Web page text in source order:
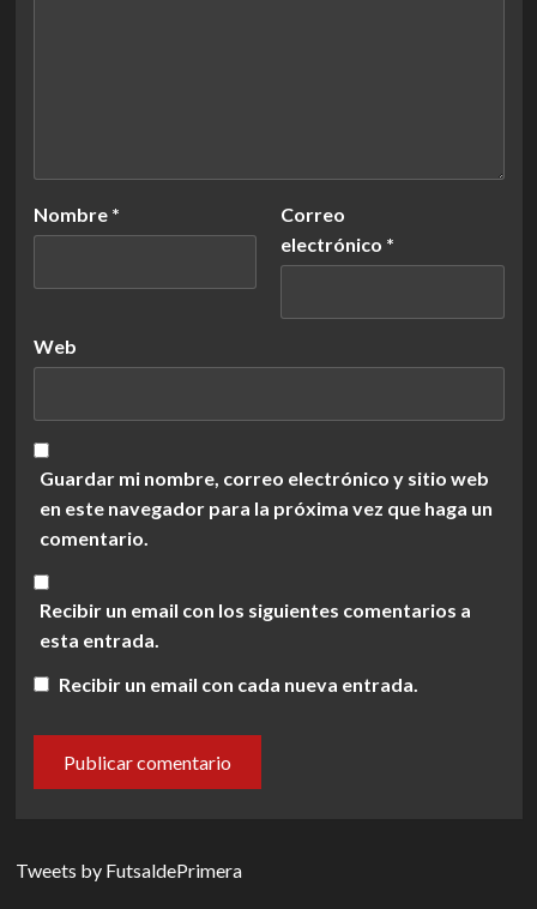
Nombre *
Correo
electrónico *
Web
Guardar mi nombre, correo electrónico y sitio web
en este navegador para la próxima vez que haga un
comentario.
Recibir un email con los siguientes comentarios a
esta entrada.
Recibir un email con cada nueva entrada.
Tweets by FutsaldePrimera